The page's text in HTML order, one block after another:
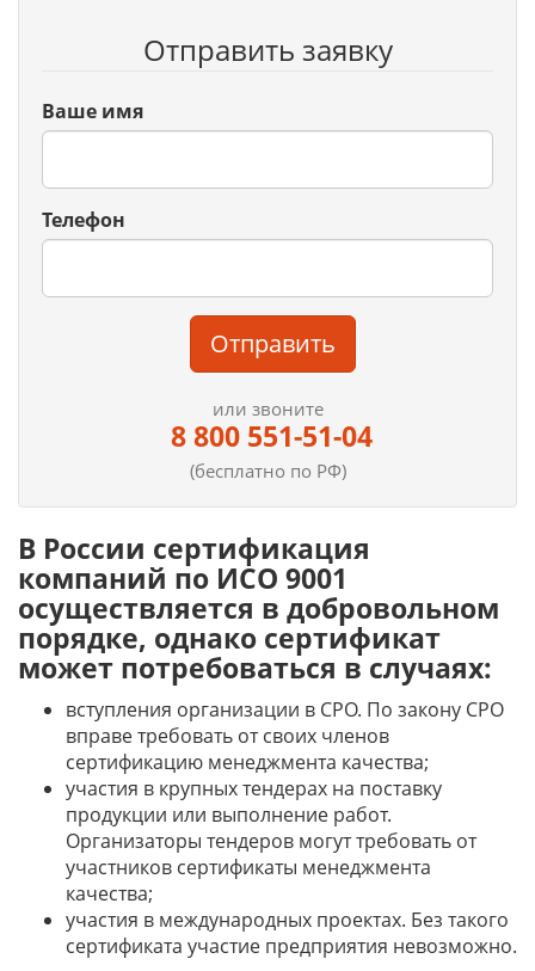
Отправить заявку
Ваше имя
Телефон
Отправить
или звоните
8 800 551-51-04
(бесплатно по РФ)
В России сертификация
компаний по ИСО 9001
осуществляется в добровольном
порядке, однако сертификат
может потребоваться в случаях:
вступления организации в СРО. По закону СРО
вправе требовать от своих членов
сертификацию менеджмента качества;
участия в крупных тендерах на поставку
продукции или выполнение работ.
Организаторы тендеров могут требовать от
участников сертификаты менеджмента
качества;
участия в международных проектах. Без такого
сертификата участие предприятия невозможно.